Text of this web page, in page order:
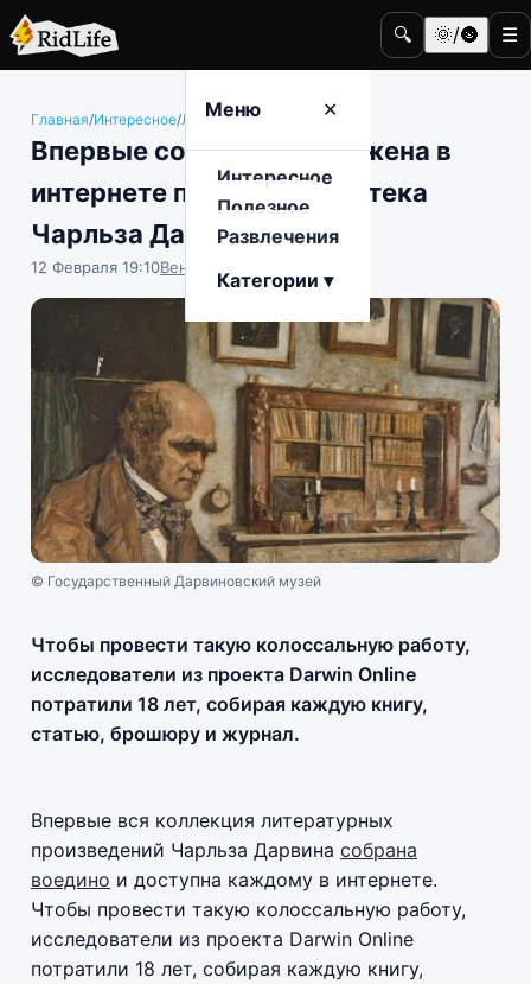
🔍 🌞/🌚 ☰
Меню ✕
Интересное
Полезное
Развлечения
Категории ▾
Главная/Интересное/Литература
Впервые собрана и выложена в
интернете полная библиотека
Чарльза Дарвина
12 Февраля 19:10Вениамин Ветролесов
© Государственный Дарвиновский музей
Чтобы провести такую колоссальную работу,
исследователи из проекта Darwin Online
потратили 18 лет, собирая каждую книгу,
статью, брошюру и журнал.
Впервые вся коллекция литературных
произведений Чарльза Дарвина собрана
воедино и доступна каждому в интернете.
Чтобы провести такую колоссальную работу,
исследователи из проекта Darwin Online
потратили 18 лет, собирая каждую книгу,